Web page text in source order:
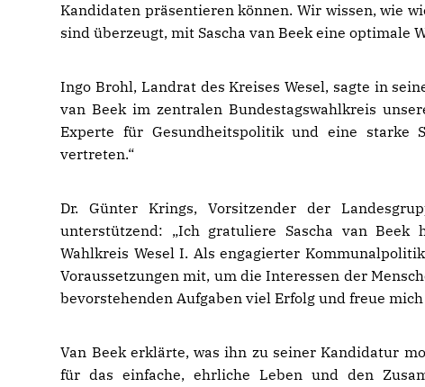
Kandidaten präsentieren können. Wir wissen, wie
sind überzeugt, mit Sascha van Beek eine optimale
Ingo Brohl, Landrat des Kreises Wesel, sagte in
van Beek im zentralen Bundestagswahlkreis
Experte für Gesundheitspolitik und eine starke
vertreten.“
Dr. Günter Krings, Vorsitzender der
unterstützend: „Ich gratuliere Sascha van
Wahlkreis Wesel I. Als engagierter
Voraussetzungen mit, um die Interessen der
bevorstehenden Aufgaben viel Erfolg und freue
Van Beek erklärte, was ihn zu seiner Kandidatur
für das einfache, ehrliche Leben und den